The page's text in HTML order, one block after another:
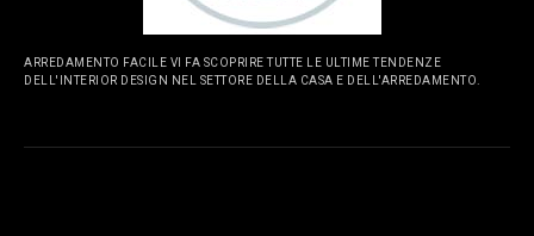
ARREDAMENTO FACILE VI FA SCOPRIRE TUTTE LE ULTIME TENDENZE
DELL'INTERIOR DESIGN NEL SETTORE DELLA CASA E DELL'ARREDAMENTO.